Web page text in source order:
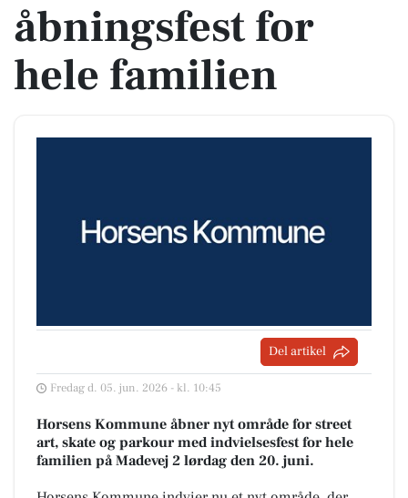
åbningsfest for
hele familien
Del artikel
Fredag d. 05. jun. 2026 - kl. 10:45
Horsens Kommune åbner nyt område for street
art, skate og parkour med indvielsesfest for hele
familien på Madevej 2 lørdag den 20. juni.